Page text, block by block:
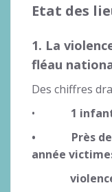
Etat des
1. La
fléau
Des chiffres
• 1
• Près de
année